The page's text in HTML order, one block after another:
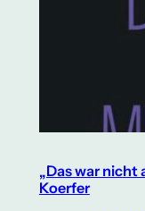
„Das war nicht
Koerfer